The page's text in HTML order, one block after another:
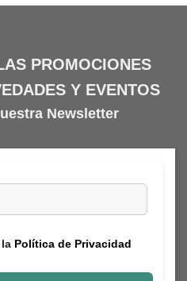
PROMOCIONES
Y EVENTOS
Newsletter
Política de Privacidad